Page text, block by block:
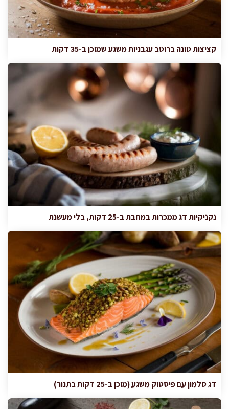
קציצות טונה ברוטב עגבניות משגע שמוכן ב-35 דקות
נקניקיות דג ממכרות במחבת ב-25 דקות, בלי מעשנת
דג סלמון עם פיסטוק משגע (מוכן ב-25 דקות בתנור)